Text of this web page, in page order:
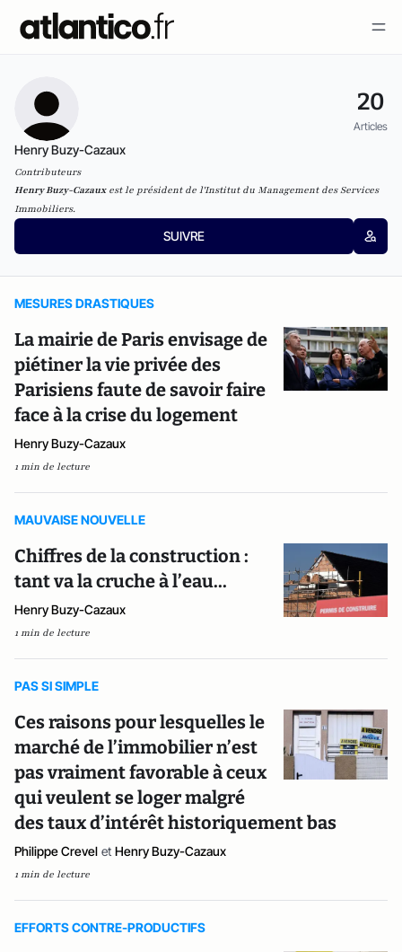
20
Articles
Henry Buzy-Cazaux
Contributeurs
Henry Buzy-Cazauxest le président de l'Institut du Management des Services
Immobiliers.
SUIVRE
MESURES DRASTIQUES
La mairie de Paris envisage de
piétiner la vie privée des
Parisiens faute de savoir faire
face à la crise du logement
Henry Buzy-Cazaux
1 min de lecture
MAUVAISE NOUVELLE
Chiffres de la construction :
tant va la cruche à l’eau...
Henry Buzy-Cazaux
1 min de lecture
PAS SI SIMPLE
Ces raisons pour lesquelles le
marché de l’immobilier n’est
pas vraiment favorable à ceux
qui veulent se loger malgré
des taux d’intérêt historiquement bas
Philippe Crevel et Henry Buzy-Cazaux
1 min de lecture
EFFORTS CONTRE-PRODUCTIFS